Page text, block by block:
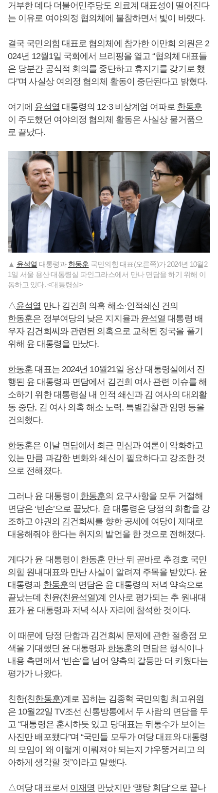
거부한 데다 더불어민주당도 의료계 대표성이 떨어진다
는 이유로 여야의정 협의체에 불참하면서 빛이 바랬다.
결국 국민의힘 대표로 협의체에 참가한 이만희 의원은 2
024년 12월1일 국회에서 브리핑을 열고 “협의체 대표들
은 당분간 공식적 회의를 중단하고 휴지기를 갖기로 했
다”며 사실상 여의정 협의체 활동이 중단된다고 밝혔다.
여기에 윤석열 대통령의 12·3 비상계엄 여파로 한동훈
이 주도했던 여야의정 협의체 활동은 사실상 물거품으
로 끝났다.
▲ 윤석열 대통령과 한동훈 국민의힘 대표(오른쪽)가 2024년 10월2
1일 서울 용산 대통령실 파인그라스에서 만나 면담을 하기 위해 이
동하고 있다. <대통령실>
△윤석열 만나 김건희 의혹 해소·인적쇄신 건의
한동훈은 정부여당의 낮은 지지율과 윤석열 대통령 배
우자 김건희씨와 관련된 의혹으로 교착된 정국을 풀기
위해 윤 대통령을 만났다.
한동훈 대표는 2024년 10월21일 용산 대통령실에서 진
행된 윤 대통령과 면담에서 김건희 여사 관련 이슈를 해
소하기 위한 대통령실 내 인적 쇄신과 김 여사의 대외활
동 중단, 김 여사 의혹 해소 노력, 특별감찰관 임명 등을
건의했다.
한동훈은 이날 면담에서 최근 민심과 여론이 악화하고
있는 만큼 과감한 변화와 쇄신이 필요하다고 강조한 것
으로 전해졌다.
그러나 윤 대통령이 한동훈의 요구사항을 모두 거절해
면담은 ‘빈손’으로 끝났다. 윤 대통령은 당정의 화합을 강
조하고 야권의 김건희씨를 향한 공세에 여당이 제대로
대응해줘야 한다는 취지의 발언을 한 것으로 전해졌다.
게다가 윤 대통령이 한동훈 만난 뒤 곧바로 추경호 국민
의힘 원내대표와 만난 사실이 알려져 주목을 받았다. 윤
대통령과 한동훈의 면담은 윤 대통령의 저녁 약속으로
끝났는데 친윤(친윤석열)계 인사로 평가되는 추 원내대
표가 윤 대통령과 저녁 식사 자리에 참석한 것이다.
이 때문에 당정 단합과 김건희씨 문제에 관한 절충점 모
색을 기대했던 윤 대통령과 한동훈의 면담은 형식이나
내용 측면에서 ‘빈손’을 넘어 양측의 갈등만 더 키웠다는
평가가 나왔다.
친한(친한동훈)계로 꼽히는 김종혁 국민의힘 최고위원
은 10월22일 TV조선 신통방통에서 두 사람의 면담을 두
고 “대통령은 훈시하듯 있고 당대표는 뒤통수가 보이는
사진만 배포됐다”며 “국민들 모두가 여당 대표와 대통령
의 모임이 왜 이렇게 이뤄져야 되는지 갸우뚱거리고 의
아하게 생각할 것”이라고 말했다.
△여당 대표로서 이재명 만났지만 ‘맹탕 회담’으로 끝나